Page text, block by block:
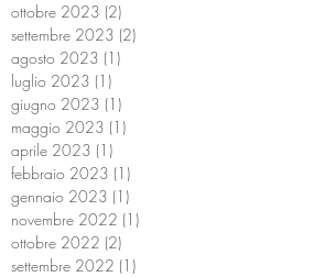
ottobre 2023 (2)
settembre 2023 (2)
agosto 2023 (1)
luglio 2023 (1)
giugno 2023 (1)
maggio 2023 (1)
aprile 2023 (1)
febbraio 2023 (1)
gennaio 2023 (1)
novembre 2022 (1)
ottobre 2022 (2)
settembre 2022 (1)